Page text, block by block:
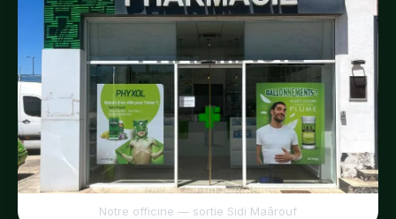
Notre officine — sortie Sidi Maârouf